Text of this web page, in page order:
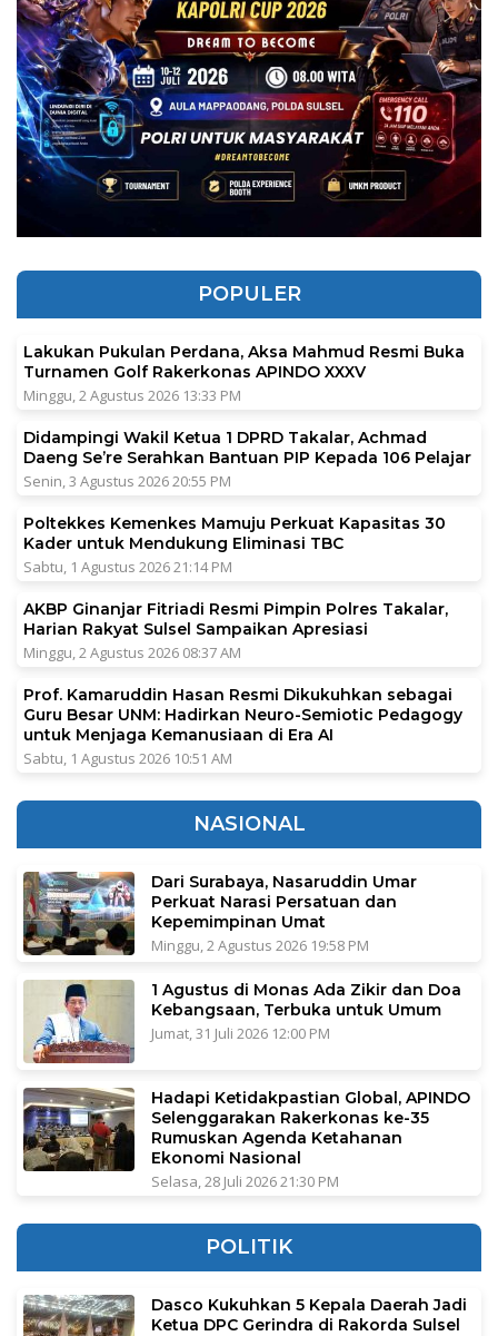
POPULER
Lakukan Pukulan Perdana, Aksa Mahmud Resmi Buka
Turnamen Golf Rakerkonas APINDO XXXV
Minggu, 2 Agustus 2026 13:33 PM
Didampingi Wakil Ketua 1 DPRD Takalar, Achmad
Daeng Se’re Serahkan Bantuan PIP Kepada 106 Pelajar
Senin, 3 Agustus 2026 20:55 PM
Poltekkes Kemenkes Mamuju Perkuat Kapasitas 30
Kader untuk Mendukung Eliminasi TBC
Sabtu, 1 Agustus 2026 21:14 PM
AKBP Ginanjar Fitriadi Resmi Pimpin Polres Takalar,
Harian Rakyat Sulsel Sampaikan Apresiasi
Minggu, 2 Agustus 2026 08:37 AM
Prof. Kamaruddin Hasan Resmi Dikukuhkan sebagai
Guru Besar UNM: Hadirkan Neuro-Semiotic Pedagogy
untuk Menjaga Kemanusiaan di Era AI
Sabtu, 1 Agustus 2026 10:51 AM
NASIONAL
Dari Surabaya, Nasaruddin Umar
Perkuat Narasi Persatuan dan
Kepemimpinan Umat
Minggu, 2 Agustus 2026 19:58 PM
1 Agustus di Monas Ada Zikir dan Doa
Kebangsaan, Terbuka untuk Umum
Jumat, 31 Juli 2026 12:00 PM
Hadapi Ketidakpastian Global, APINDO
Selenggarakan Rakerkonas ke-35
Rumuskan Agenda Ketahanan
Ekonomi Nasional
Selasa, 28 Juli 2026 21:30 PM
POLITIK
Dasco Kukuhkan 5 Kepala Daerah Jadi
Ketua DPC Gerindra di Rakorda Sulsel